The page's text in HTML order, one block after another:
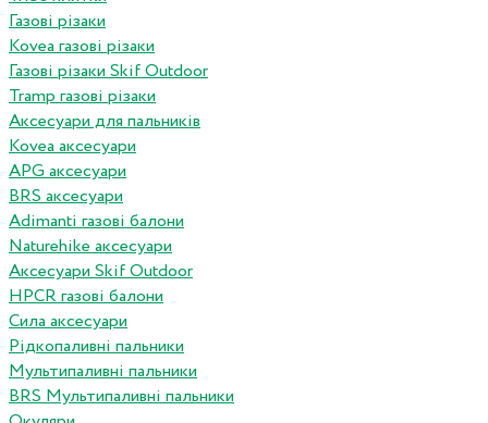
Газові різаки
Kovea газові різаки
Газові різаки Skif Outdoor
Tramp газові різаки
Аксесуари для пальників
Kovea аксесуари
APG аксесуари
BRS аксесуари
Adimanti газові балони
Naturehike аксесуари
Аксесуари Skif Outdoor
HPCR газові балони
Сила аксесуари
Рідкопаливні пальники
Мультипаливні пальники
BRS Мультипаливні пальники